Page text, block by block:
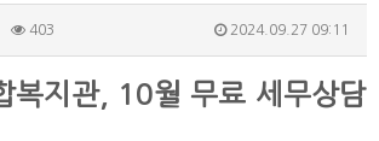
403 2024.09.27 09:11
복지관, 10월 무료 세무상담